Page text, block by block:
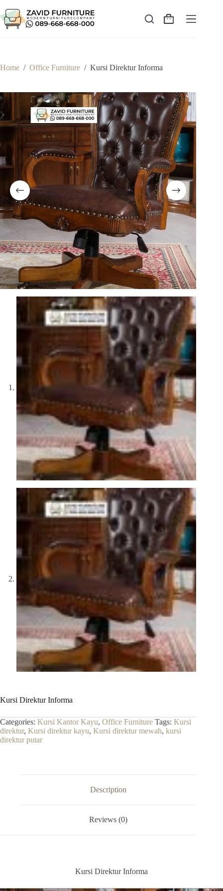
to
content
Shopping
Home / Office Furniture / Kursi Direktur Informa
Kursi Direktur Informa
Categories: Kursi Kantor Kayu, Office Furniture Tags: Kursi
direktur, Kursi direktur kayu, Kursi direktur mewah, kursi
direktur putar
Description
Reviews (0)
Kursi Direktur Informa